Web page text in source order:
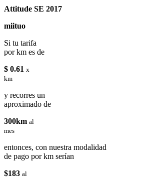
Attitude SE 2017
miituo
Si tu tarifa
por km es de
$ 0.61 x
km
y recorres un
aproximado de
300km al
mes
entonces, con nuestra modalidad
de pago por km serían
$183 al